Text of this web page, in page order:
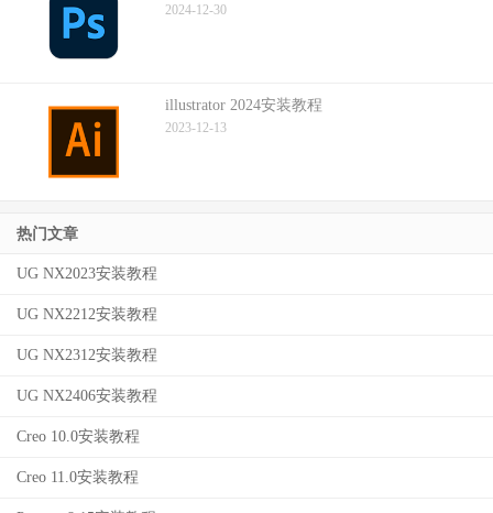
2024-12-30
illustrator 2024安装教程
2023-12-13
热门文章
UG NX2023安装教程
UG NX2212安装教程
UG NX2312安装教程
UG NX2406安装教程
Creo 10.0安装教程
Creo 11.0安装教程